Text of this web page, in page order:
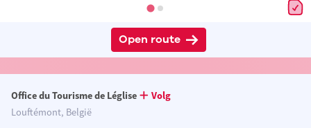
Open route
Office du Tourisme de Léglise
Volg
Louftémont, België